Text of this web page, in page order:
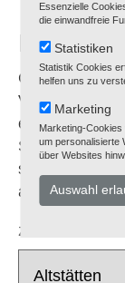
Essenzielle
die einwandfreie
Statistiken
Statistik Cookies
helfen uns zu
Marketing
Marketing-Cookies
um personalisierte
über Websites
KONTAKT
Gerne stehen
Verfügung.
einen
Sie entweder
schreiben Sie
an.
zu Handen